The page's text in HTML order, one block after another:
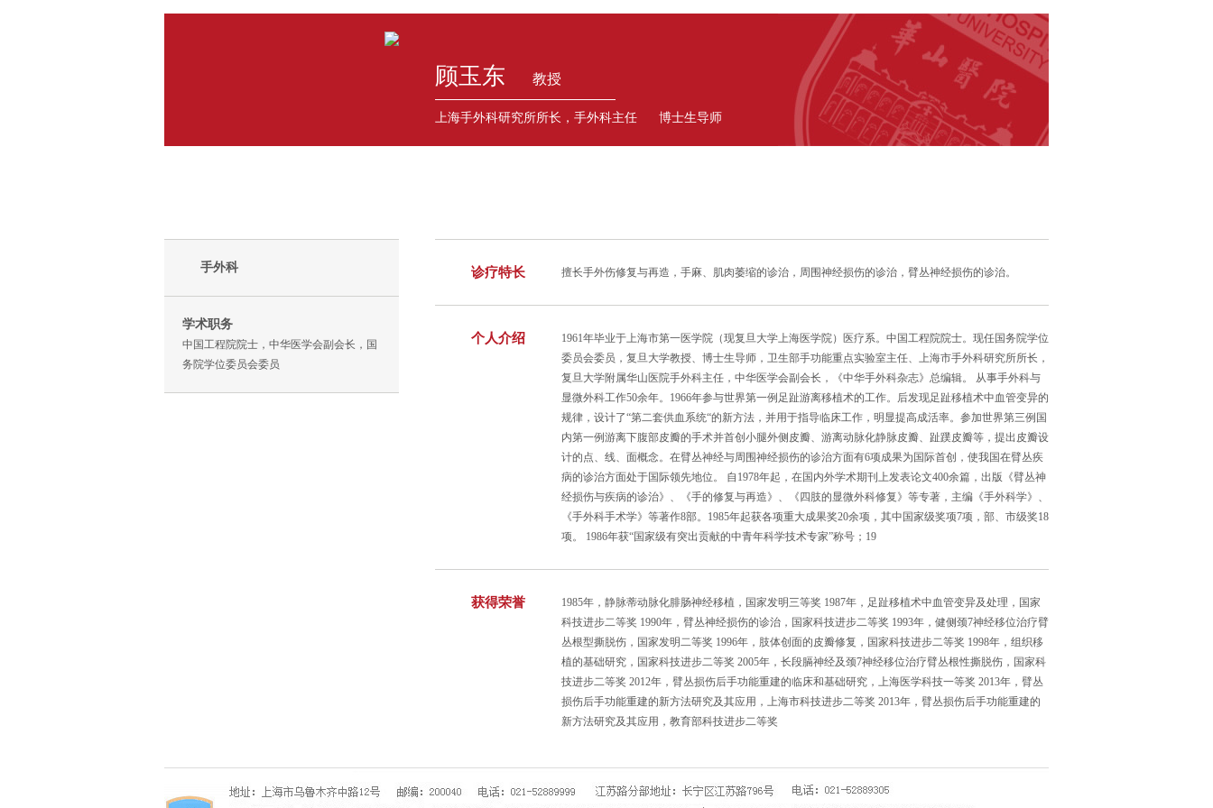
手外科
学术职务
中国工程院院士，中华医学会副会长，国
务院学位委员会委员
顾玉东 教授
上海手外科研究所所长，手外科主任 博士生导师
诊疗特长 擅长手外伤修复与再造，手麻、肌肉萎缩的诊治，周围神经损伤的诊治，臂丛神经损伤的诊治。
个人介绍
1961年毕业于上海市第一医学院（现复旦大学上海医学院）医疗系。中国工程院院士。现任国务院学位
委员会委员，复旦大学教授、博士生导师，卫生部手功能重点实验室主任、上海市手外科研究所所长，
复旦大学附属华山医院手外科主任，中华医学会副会长，《中华手外科杂志》总编辑。 从事手外科与
显微外科工作50余年。1966年参与世界第一例足趾游离移植术的工作。后发现足趾移植术中血管变异的
规律，设计了“第二套供血系统“的新方法，并用于指导临床工作，明显提高成活率。参加世界第三例国
内第一例游离下腹部皮瓣的手术并首创小腿外侧皮瓣、游离动脉化静脉皮瓣、趾蹼皮瓣等，提出皮瓣设
计的点、线、面概念。在臂丛神经与周围神经损伤的诊治方面有6项成果为国际首创，使我国在臂丛疾
病的诊治方面处于国际领先地位。 自1978年起，在国内外学术期刊上发表论文400余篇，出版《臂丛神
经损伤与疾病的诊治》、《手的修复与再造》、《四肢的显微外科修复》等专著，主编《手外科学》、
《手外科手术学》等著作8部。1985年起获各项重大成果奖20余项，其中国家级奖项7项，部、市级奖18
项。 1986年获“国家级有突出贡献的中青年科学技术专家”称号；19
获得荣誉
1985年，静脉蒂动脉化腓肠神经移植，国家发明三等奖 1987年，足趾移植术中血管变异及处理，国家
科技进步二等奖 1990年，臂丛神经损伤的诊治，国家科技进步二等奖 1993年，健侧颈7神经移位治疗臂
丛根型撕脱伤，国家发明二等奖 1996年，肢体创面的皮瓣修复，国家科技进步二等奖 1998年，组织移
植的基础研究，国家科技进步二等奖 2005年，长段膈神经及颈7神经移位治疗臂丛根性撕脱伤，国家科
技进步二等奖 2012年，臂丛损伤后手功能重建的临床和基础研究，上海医学科技一等奖 2013年，臂丛
损伤后手功能重建的新方法研究及其应用，上海市科技进步二等奖 2013年，臂丛损伤后手功能重建的
新方法研究及其应用，教育部科技进步二等奖